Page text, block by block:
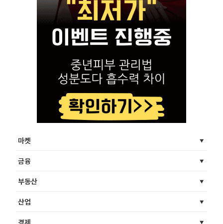
마켓
금융
부동산
산업
경제